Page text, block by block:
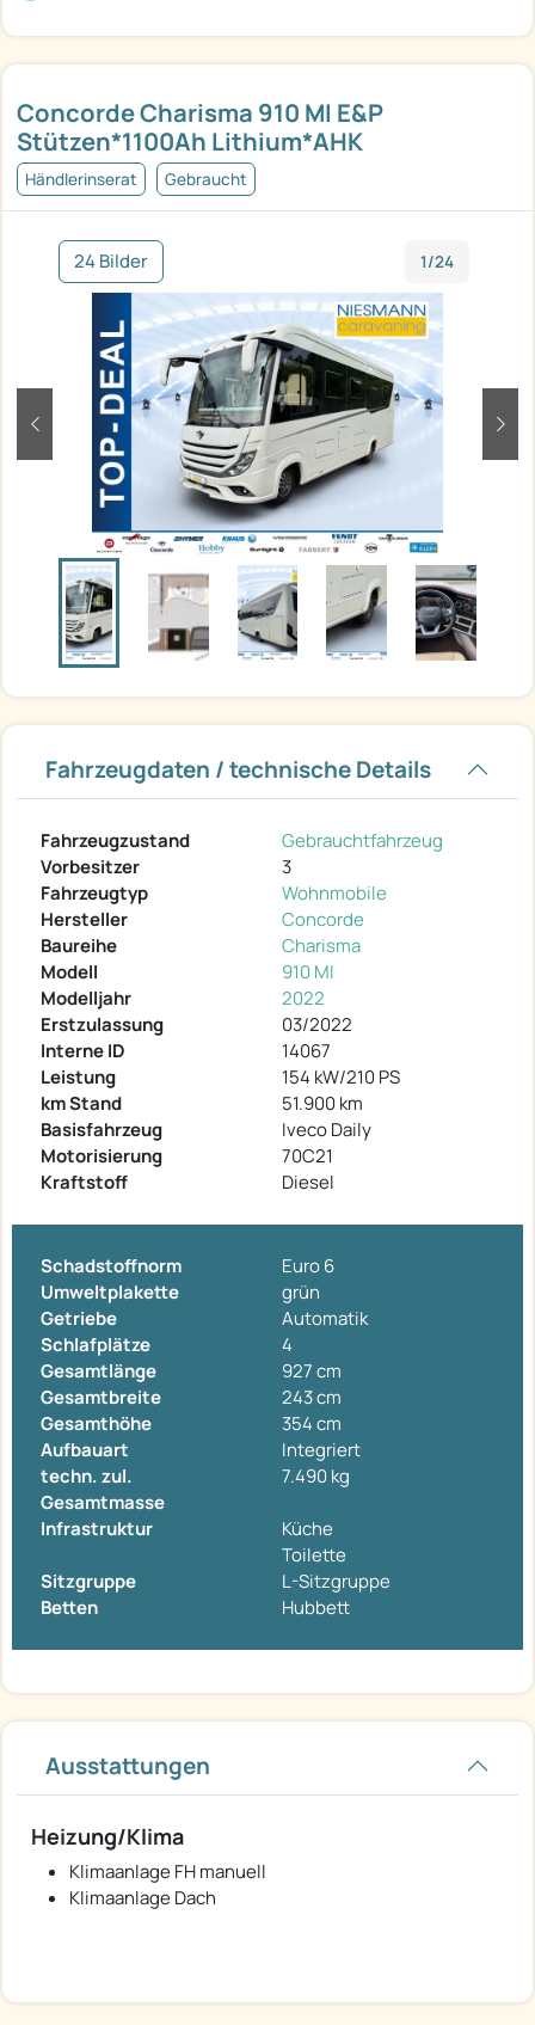
Concorde Charisma 910 MI E&P
Stützen*1100Ah Lithium*AHK
Händlerinserat Gebraucht
24 Bilder 1/24
zurück
Fahrzeugdaten / technische Details
Fahrzeugzustand
Gebrauchtfahrzeug
Vorbesitzer
3
Fahrzeugtyp
Wohnmobile
Hersteller
Concorde
Baureihe
Charisma
Modell
910 MI
Modelljahr
2022
Erstzulassung
03/2022
Interne ID
14067
Leistung
154 kW/210 PS
km Stand
51.900 km
Basisfahrzeug
Iveco Daily
Motorisierung
70C21
Kraftstoff
Diesel
Schadstoffnorm
Euro 6
Umweltplakette
grün
Getriebe
Automatik
Schlafplätze
4
Gesamtlänge
927 cm
Gesamtbreite
243 cm
Gesamthöhe
354 cm
Aufbauart
Integriert
techn. zul.
Gesamtmasse
7.490 kg
Infrastruktur
Küche
Toilette
Sitzgruppe
L-Sitzgruppe
Betten
Hubbett
Ausstattungen
Heizung/Klima
Klimaanlage FH manuell
Klimaanlage Dach